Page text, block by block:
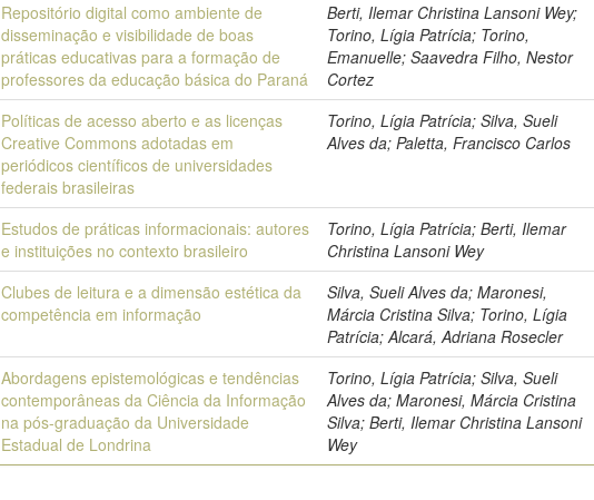
Repositório digital como ambiente de
disseminação e visibilidade de boas
práticas educativas para a formação de
professores da educação básica do Paraná
Berti, Ilemar Christina Lansoni Wey;
Torino, Lígia Patrícia; Torino,
Emanuelle; Saavedra Filho, Nestor
Cortez
Políticas de acesso aberto e as licenças
Creative Commons adotadas em
periódicos científicos de universidades
federais brasileiras
Torino, Lígia Patrícia; Silva, Sueli
Alves da; Paletta, Francisco Carlos
Estudos de práticas informacionais: autores
e instituições no contexto brasileiro
Torino, Lígia Patrícia; Berti, Ilemar
Christina Lansoni Wey
Clubes de leitura e a dimensão estética da
competência em informação
Silva, Sueli Alves da; Maronesi,
Márcia Cristina Silva; Torino, Lígia
Patrícia; Alcará, Adriana Rosecler
Abordagens epistemológicas e tendências
contemporâneas da Ciência da Informação
na pós-graduação da Universidade
Estadual de Londrina
Torino, Lígia Patrícia; Silva, Sueli
Alves da; Maronesi, Márcia Cristina
Silva; Berti, Ilemar Christina Lansoni
Wey